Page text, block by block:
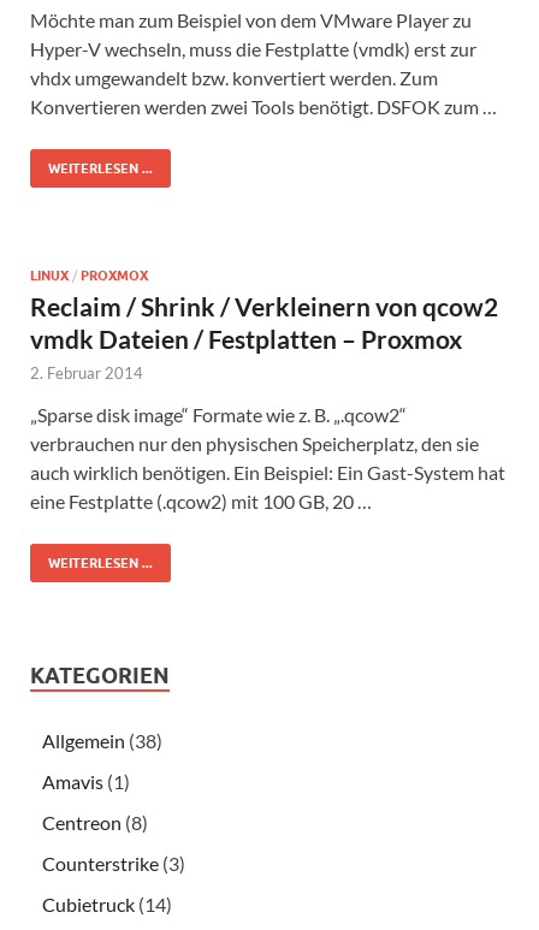
Möchte man zum Beispiel von dem VMware Player zu
Hyper-V wechseln, muss die Festplatte (vmdk) erst zur
vhdx umgewandelt bzw. konvertiert werden. Zum
Konvertieren werden zwei Tools benötigt. DSFOK zum …
WEITERLESEN ...
LINUX / PROXMOX
Reclaim / Shrink / Verkleinern von qcow2
vmdk Dateien / Festplatten – Proxmox
2. Februar 2014
„Sparse disk image“ Formate wie z. B. „.qcow2“
verbrauchen nur den physischen Speicherplatz, den sie
auch wirklich benötigen. Ein Beispiel: Ein Gast-System hat
eine Festplatte (.qcow2) mit 100 GB, 20 …
WEITERLESEN ...
KATEGORIEN
Allgemein (38)
Amavis (1)
Centreon (8)
Counterstrike (3)
Cubietruck (14)